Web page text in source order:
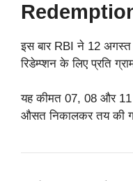
इस बार RBI ने 12 अगस्त
रिडेम्प्शन के लिए प्रति
यह कीमत 07, 08 और
औसत निकालकर तय की